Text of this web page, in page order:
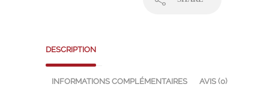
DESCRIPTION
INFORMATIONS COMPLÉMENTAIRES AVIS (0)